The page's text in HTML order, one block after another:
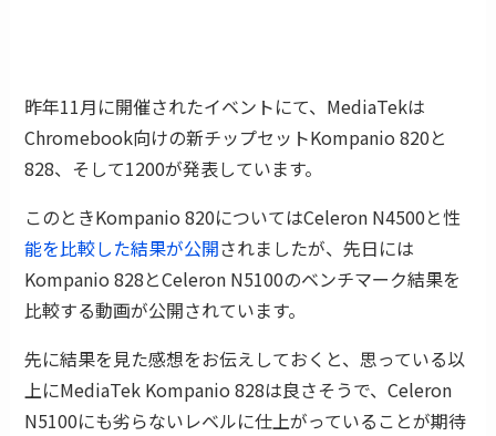
昨年11月に開催されたイベントにて、MediaTekは
Chromebook向けの新チップセットKompanio 820と
828、そして1200が発表しています。
このときKompanio 820についてはCeleron N4500と性
能を比較した結果が公開されましたが、先日には
Kompanio 828とCeleron N5100のベンチマーク結果を
比較する動画が公開されています。
先に結果を見た感想をお伝えしておくと、思っている以
上にMediaTek Kompanio 828は良さそうで、Celeron
N5100にも劣らないレベルに仕上がっていることが期待